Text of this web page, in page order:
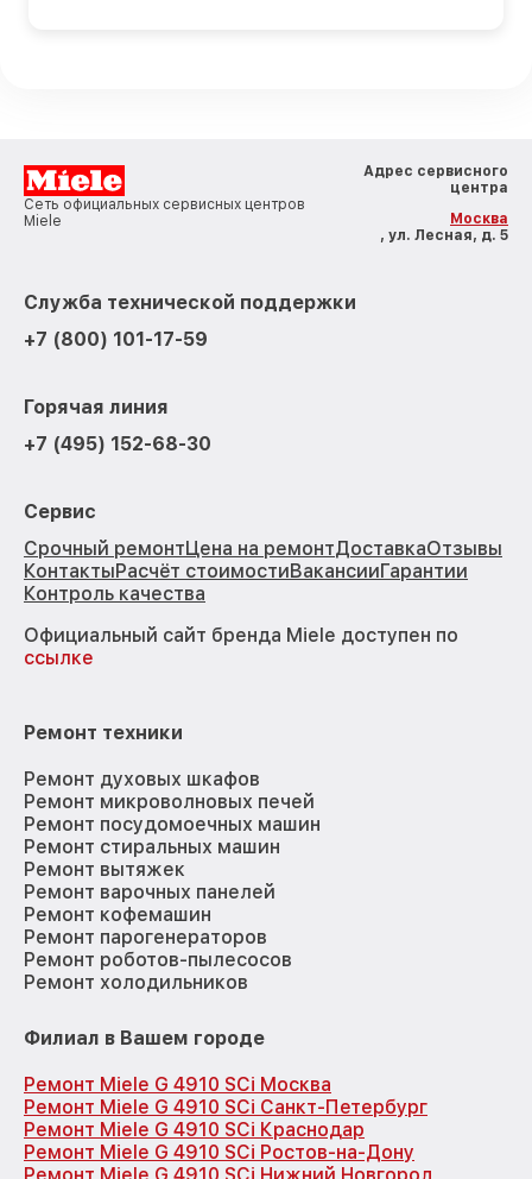
Сеть официальных сервисных центров
Miele
Адрес сервисного
центра
Москва
, ул. Лесная, д. 5
Служба технической поддержки
+7 (800) 101-17-59
Горячая линия
+7 (495) 152-68-30
Сервис
Срочный ремонтЦена на ремонтДоставкаОтзывы
КонтактыРасчёт стоимостиВакансииГарантии
Контроль качества
Официальный сайт бренда Miele доступен по
ссылке
Ремонт техники
Ремонт духовых шкафов
Ремонт микроволновых печей
Ремонт посудомоечных машин
Ремонт стиральных машин
Ремонт вытяжек
Ремонт варочных панелей
Ремонт кофемашин
Ремонт парогенераторов
Ремонт роботов-пылесосов
Ремонт холодильников
Филиал в Вашем городе
Ремонт Miele G 4910 SCi Москва
Ремонт Miele G 4910 SCi Санкт-Петербург
Ремонт Miele G 4910 SCi Краснодар
Ремонт Miele G 4910 SCi Ростов-на-Дону